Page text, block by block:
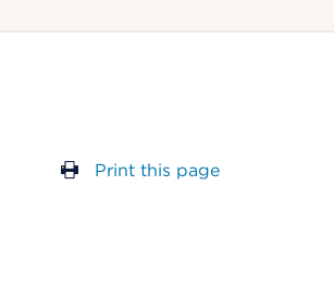
Print this page